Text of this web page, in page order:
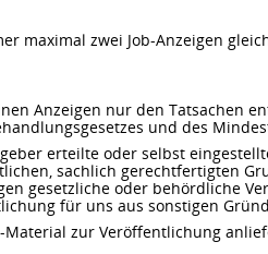
maximal zwei Job-Anzeigen
Anzeigen nur den Tatsachen
und des
erteilte oder selbst
sachlich gerechtfertigten
gesetzliche oder behördliche
für uns aus sonstigen
zur Veröffentlichung